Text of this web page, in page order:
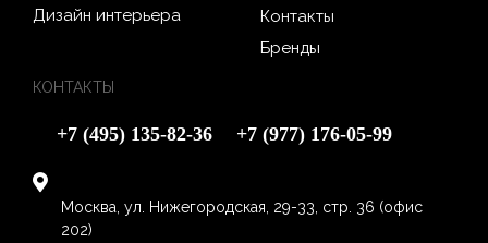
Дизайн интерьера
Контакты
Бренды
КОНТАКТЫ
+7 (495) 135-82-36 +7 (977) 176-05-99
Москва, ул. Нижегородская, 29-33, стр. 36 (офис
202)